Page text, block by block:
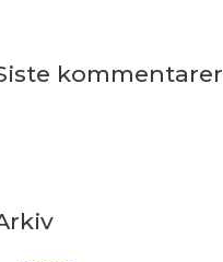
kommentarer